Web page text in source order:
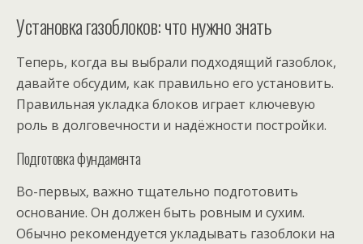
Установка газоблоков: что нужно знать
Теперь, когда вы выбрали подходящий газоблок,
давайте обсудим, как правильно его установить.
Правильная укладка блоков играет ключевую
роль в долговечности и надёжности постройки.
Подготовка фундамента
Во-первых, важно тщательно подготовить
основание. Он должен быть ровным и сухим.
Обычно рекомендуется укладывать газоблоки на